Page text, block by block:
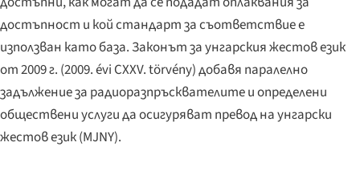
достъпност и кой стандарт за съответствие е
използван като база. Законът за унгарския жестов език
от 2009 г. (2009. évi CXXV. törvény) добавя паралелно
задължение за радиоразпръсквателите и определени
обществени услуги да осигуряват превод на унгарски
жестов език (MJNY).